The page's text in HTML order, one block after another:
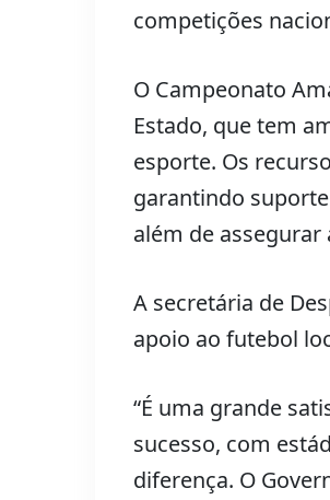
competições
O Campeonato
Estado, que tem
esporte. Os
garantindo
além de
A secretária de
apoio ao futebol
“É uma grande
sucesso, com
diferença. O